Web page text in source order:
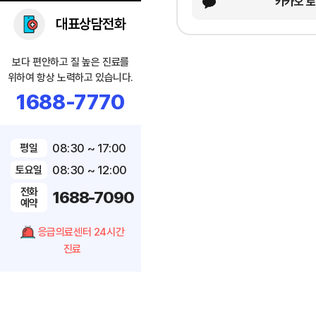
대표상담전화
보다 편안하고 질 높은 진료를
위하여 항상 노력하고 있습니다.
1688-7770
평일 08:30 ~ 17:00
토요일 08:30 ~ 12:00
전화
예약
1688-7090
응급의료센터 24시간
진료